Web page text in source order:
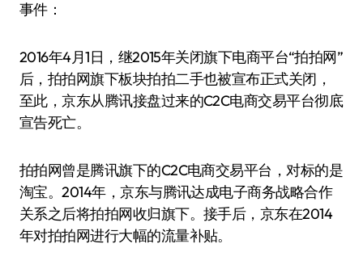
事件：
2016年4月1日，继2015年关闭旗下电商平台“拍拍网”
后，拍拍网旗下板块拍拍二手也被宣布正式关闭，
至此，京东从腾讯接盘过来的C2C电商交易平台彻底
宣告死亡。
拍拍网曾是腾讯旗下的C2C电商交易平台，对标的是
淘宝。2014年，京东与腾讯达成电子商务战略合作
关系之后将拍拍网收归旗下。接手后，京东在2014
年对拍拍网进行大幅的流量补贴。